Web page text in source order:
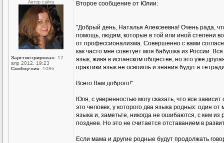
Автор сайта
Зарегистрирован: 12
апр 2012, 19:23
Сообщения: 1086
Второе сообщение от Юлии:
"Добрый день, Наталья Алексеевна! Очень рада,
помощь, людям, которые в той или иной степени
от профессионализма. Совершенно с вами
как часто мне советует моя бабушка из России.
язык, живя в испанском обществе, но это уже
практики язык не освоишь и знания будут в
Всего Вам доброго!"
Юля, с уверенностью могу сказать, что все
это человек, у которого два языка родных: один
языка и, заметьте, никогда не ошибаются, с кем из
позднее. Но это не считается отставанием в
Если мама и другие родные будут продолжать